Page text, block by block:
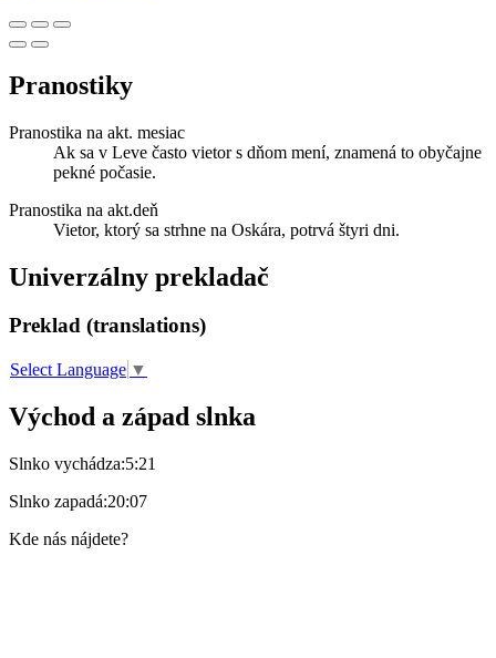
Pranostiky
Pranostika na akt. mesiac
Ak sa v Leve často vietor s dňom mení, znamená to obyčajne
pekné počasie.
Pranostika na akt.deň
Vietor, ktorý sa strhne na Oskára, potrvá štyri dni.
Univerzálny prekladač
Preklad (translations)
Select Language ▼
Východ a západ slnka
Slnko vychádza:5:21
Slnko zapadá:20:07
Kde nás nájdete?